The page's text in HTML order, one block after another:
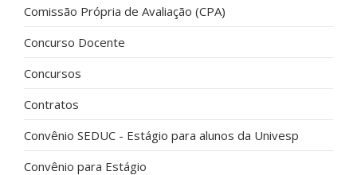
Comissão Própria de Avaliação (CPA)
Concurso Docente
Concursos
Contratos
Convênio SEDUC - Estágio para alunos da Univesp
Convênio para Estágio